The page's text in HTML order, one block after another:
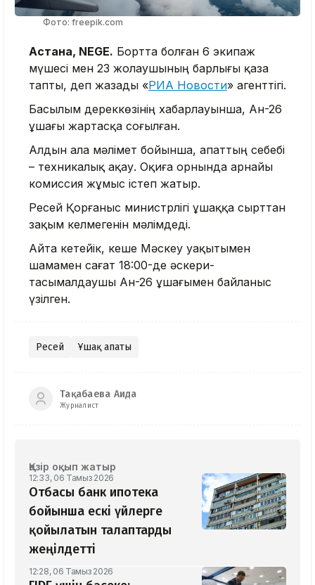
Фото: freepik.com
Астана, NEGE. Бортта болған 6 экипаж
мүшесі мен 23 жолаушының барлығы қаза
тапты, деп жазады «РИА Новости» агенттігі.
Басылым дереккөзінің хабарлауынша, Ан-26
ұшағы жартасқа соғылған.
Алдын ала мәлімет бойынша, апаттың себебі
– техникалық ақау. Оқиға орнында арнайы
комиссия жұмыс істеп жатыр.
Ресей Қорғаныс министрлігі ұшаққа сырттан
зақым келмегенін мәлімдеді.
Айта кетейік, кеше Мәскеу уақытымен
шамамен сағат 18:00-де әскери-
тасымалдаушы Ан-26 ұшағымен байланыс
үзілген.
Ресей Ұшақ апаты
Тақабаева Аида
Журналист
Қазір оқып жатыр
12:33, 06 Тамыз 2026
Отбасы банк ипотека
бойынша ескі үйлерге
қойылатын талаптарды
жеңілдетті
12:28, 06 Тамыз 2026